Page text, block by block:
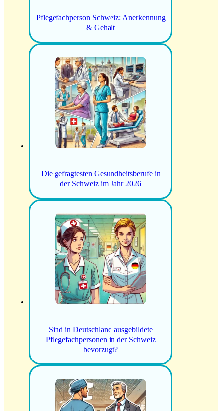
Pflegefachperson Schweiz: Anerkennung
& Gehalt
Die gefragtesten Gesundheitsberufe in
der Schweiz im Jahr 2026
Sind in Deutschland ausgebildete
Pflegefachpersonen in der Schweiz
bevorzugt?